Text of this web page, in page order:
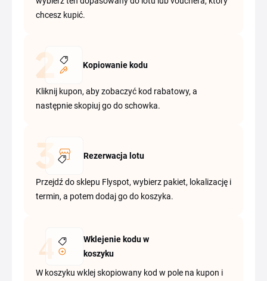
chcesz kupić.
Kopiowanie kodu
Kliknij kupon, aby zobaczyć kod rabatowy, a
następnie skopiuj go do schowka.
Rezerwacja lotu
Przejdź do sklepu Flyspot, wybierz pakiet, lokalizację i
termin, a potem dodaj go do koszyka.
Wklejenie kodu w
koszyku
W koszyku wklej skopiowany kod w pole na kupon i